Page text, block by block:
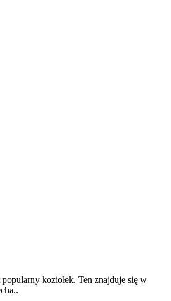
koziołek. Ten znajduje się w